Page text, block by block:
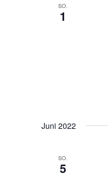
SO.
1
Juni 2022
SO.
5